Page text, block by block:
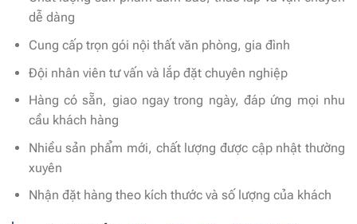
dễ dàng
Cung cấp trọn gói nội thất văn phòng, gia đình
Đội nhân viên tư vấn và lắp đặt chuyên nghiệp
Hàng có sẵn, giao ngay trong ngày, đáp ứng mọi nhu
cầu khách hàng
Nhiều sản phẩm mới, chất lượng được cập nhật thường
xuyên
Nhận đặt hàng theo kích thước và số lượng của khách